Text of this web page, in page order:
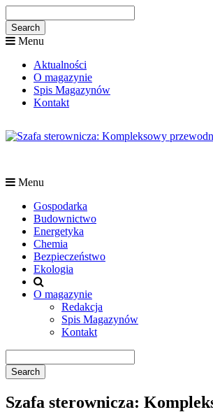
Menu
Aktualności
O magazynie
Spis Magazynów
Kontakt
Menu
Gospodarka
Budownictwo
Energetyka
Chemia
Bezpieczeństwo
Ekologia
O magazynie
Redakcja
Spis Magazynów
Kontakt
Szafa sterownicza: